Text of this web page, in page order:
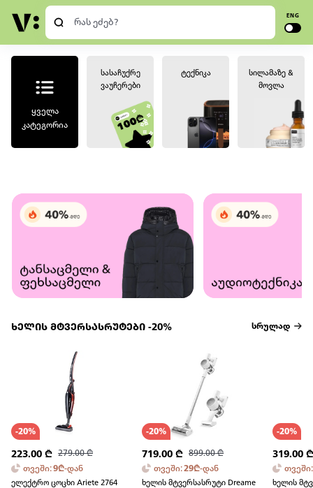
ENG
ყველა
კატეგორია
სასაჩუქრე
ვაუჩერები
ტექნიკა
სილამაზე &
მოვლა
ხელის მტვერსასრუტები -20% სრულად
-20%
223.00 ₾ 279.00₾
თვეში:9₾-დან
ელექტრო ცოცხი Ariete 2764
-20%
719.00 ₾ 899.00₾
თვეში:29₾-დან
ხელის მტვერსასრუტი Dreame
-20%
319.00
თვეში
ხელის